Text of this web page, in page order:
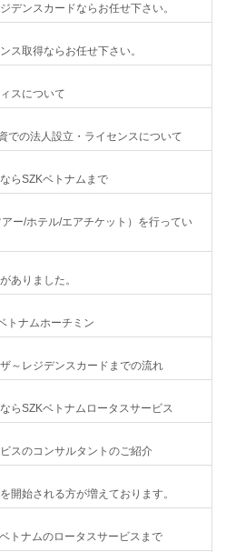
デンスカードならお任せ下さい。
ス取得ならお任せ下さい。
スについて
での法人設立・ライセンスについて
らSZKベトナムまで
ー/ホテル/エアチケット）を行ってい
ありました。
トナムホーチミン
～レジデンスカードまでの流れ
らSZKベトナムロータスサービス
スのコンサルタントのご紹介
開始される方が増えております。
トナムのロータスサービスまで